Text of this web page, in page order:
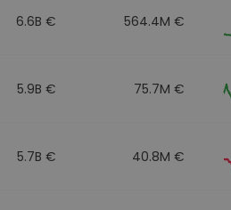
6.6B € 564.4M €
5.9B € 75.7M €
5.7B € 40.8M €